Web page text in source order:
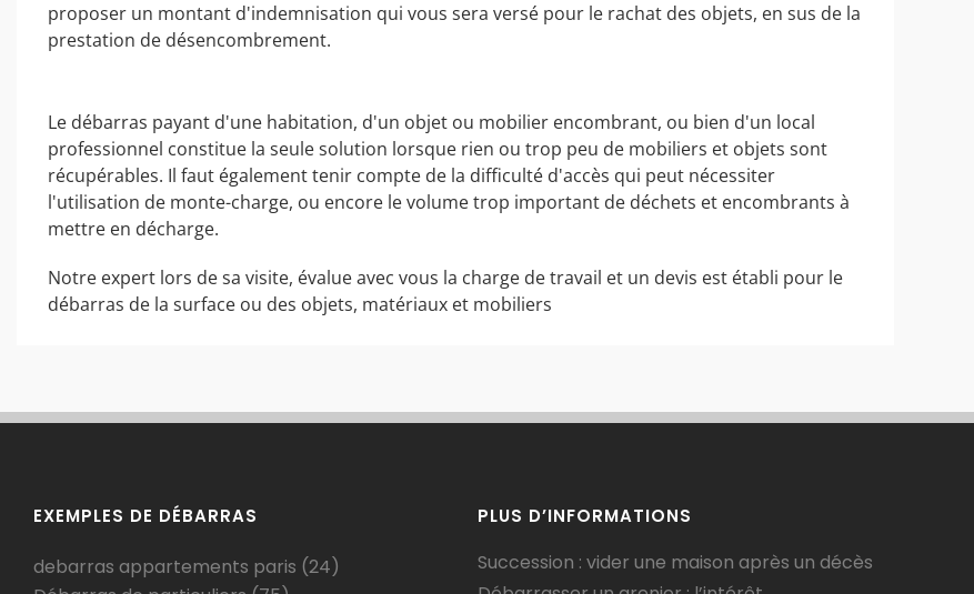
proposer un montant d'indemnisation qui vous sera versé pour le rachat des objets, en sus de la
prestation de désencombrement.
Le débarras payant d'une habitation, d'un objet ou mobilier encombrant, ou bien d'un local
professionnel constitue la seule solution lorsque rien ou trop peu de mobiliers et objets sont
récupérables. Il faut également tenir compte de la difficulté d'accès qui peut nécessiter
l'utilisation de monte-charge, ou encore le volume trop important de déchets et encombrants à
mettre en décharge.
Notre expert lors de sa visite, évalue avec vous la charge de travail et un devis est établi pour le
débarras de la surface ou des objets, matériaux et mobiliers
EXEMPLES DE DÉBARRAS
debarras appartements paris (24)
PLUS D’INFORMATIONS
Succession : vider une maison après un décès